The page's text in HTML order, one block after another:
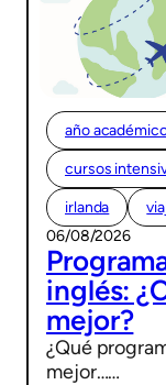
año
cursos
irlanda
06/08/2026
inglés:
mejor?
¿Qué
mejor……